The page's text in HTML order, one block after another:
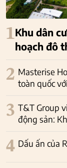
1Khu dân
hoạch đô
2 Masterise
toàn quốc
3 T&T Group
động sản:
4 Dấu ấn của